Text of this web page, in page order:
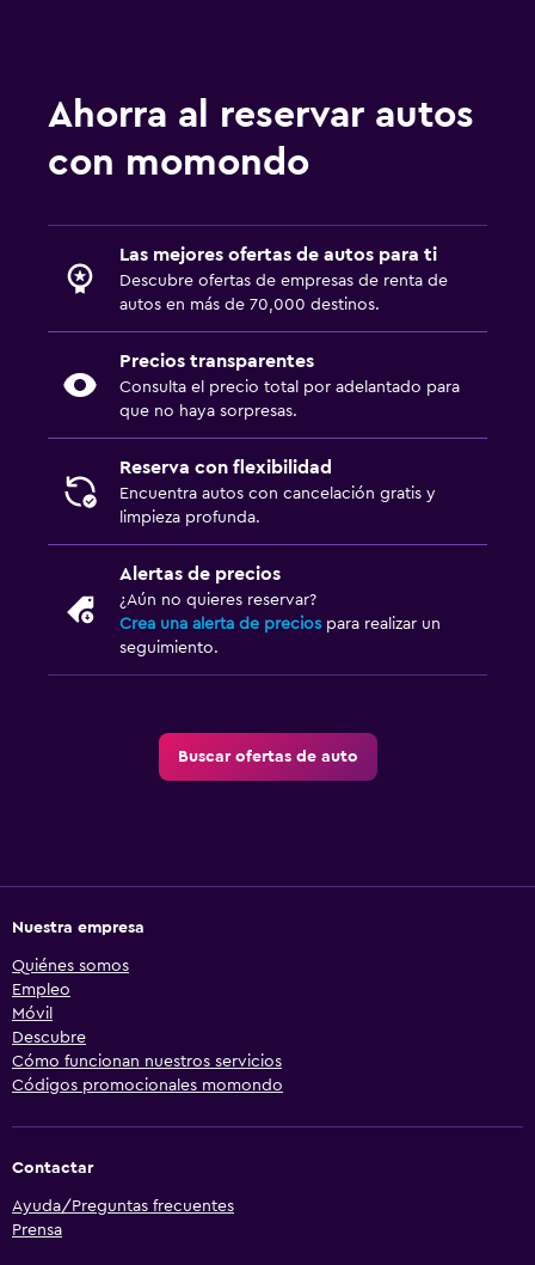
Ahorra al reservar autos
con momondo
Las mejores ofertas de autos para ti
Descubre ofertas de empresas de renta de
autos en más de 70,000 destinos.
Precios transparentes
Consulta el precio total por adelantado para
que no haya sorpresas.
Reserva con flexibilidad
Encuentra autos con cancelación gratis y
limpieza profunda.
Alertas de precios
¿Aún no quieres reservar?
Crea una alerta de precios para realizar un
seguimiento.
Buscar ofertas de auto
Nuestra empresa
Quiénes somos
Empleo
Móvil
Descubre
Cómo funcionan nuestros servicios
Códigos promocionales momondo
Contactar
Ayuda/Preguntas frecuentes
Prensa